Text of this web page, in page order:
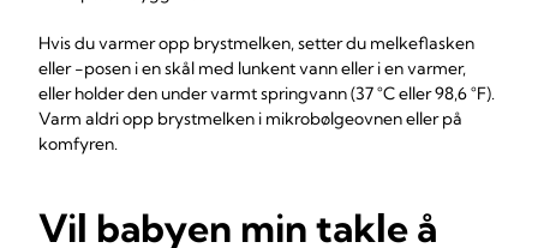
Hvis du varmer opp brystmelken, setter du melkeflasken
eller -posen i en skål med lunkent vann eller i en varmer,
eller holder den under varmt springvann (37 °C eller 98,6 °F).
Varm aldri opp brystmelken i mikrobølgeovnen eller på
komfyren.
Vil babyen min takle å